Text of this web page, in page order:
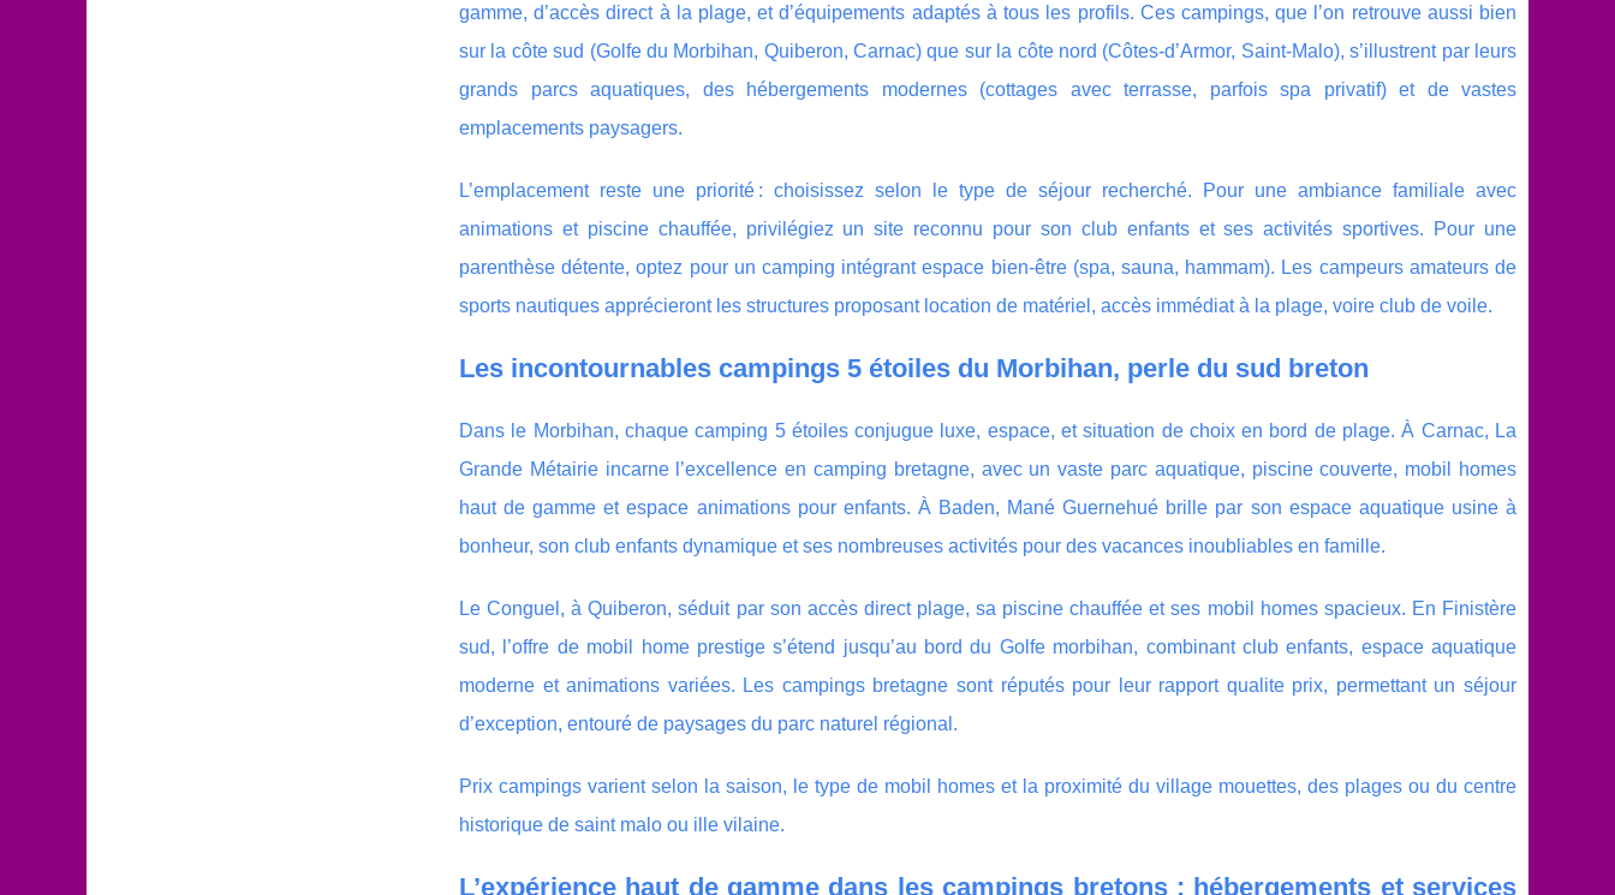
gamme, d’accès direct à la plage, et d’équipements adaptés à tous les profils. Ces campings, que l’on retrouve aussi bien
sur la côte sud (Golfe du Morbihan, Quiberon, Carnac) que sur la côte nord (Côtes-d’Armor, Saint-Malo), s’illustrent par leurs
grands parcs aquatiques, des hébergements modernes (cottages avec terrasse, parfois spa privatif) et de vastes
emplacements paysagers.
L’emplacement reste une priorité : choisissez selon le type de séjour recherché. Pour une ambiance familiale avec
animations et piscine chauffée, privilégiez un site reconnu pour son club enfants et ses activités sportives. Pour une
parenthèse détente, optez pour un camping intégrant espace bien-être (spa, sauna, hammam). Les campeurs amateurs de
sports nautiques apprécieront les structures proposant location de matériel, accès immédiat à la plage, voire club de voile.
Les incontournables campings 5 étoiles du Morbihan, perle du sud breton
Dans le Morbihan, chaque camping 5 étoiles conjugue luxe, espace, et situation de choix en bord de plage. À Carnac, La
Grande Métairie incarne l’excellence en camping bretagne, avec un vaste parc aquatique, piscine couverte, mobil homes
haut de gamme et espace animations pour enfants. À Baden, Mané Guernehué brille par son espace aquatique usine à
bonheur, son club enfants dynamique et ses nombreuses activités pour des vacances inoubliables en famille.
Le Conguel, à Quiberon, séduit par son accès direct plage, sa piscine chauffée et ses mobil homes spacieux. En Finistère
sud, l’offre de mobil home prestige s’étend jusqu’au bord du Golfe morbihan, combinant club enfants, espace aquatique
moderne et animations variées. Les campings bretagne sont réputés pour leur rapport qualite prix, permettant un séjour
d’exception, entouré de paysages du parc naturel régional.
Prix campings varient selon la saison, le type de mobil homes et la proximité du village mouettes, des plages ou du centre
historique de saint malo ou ille vilaine.
L’expérience haut de gamme dans les campings bretons : hébergements et services